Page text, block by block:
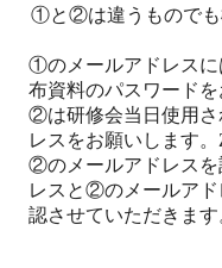
①と②は違うものでも
①のメールアドレスに
布資料のパスワードを
②は研修会当日使用さ
レスをお願いします
②のメールアドレスを
レスと②のメールアド
認させていただきます